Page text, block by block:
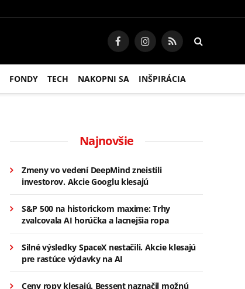
FacebookInstagram
RSS
FONDY TECH NAKOPNI SA INŠPIRÁCIA
Najnovšie
Zmeny vo vedení DeepMind zneistili
investorov. Akcie Googlu klesajú
S&P 500 na historickom maxime: Trhy
zvalcovala AI horúčka a lacnejšia ropa
Silné výsledky SpaceX nestačili. Akcie klesajú
pre rastúce výdavky na AI
Ceny ropy klesajú. Bessent naznačil možnú